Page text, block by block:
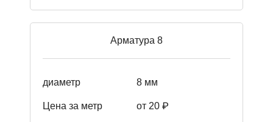
Арматура 8
диаметр 8 мм
Цена за метр от 20 ₽